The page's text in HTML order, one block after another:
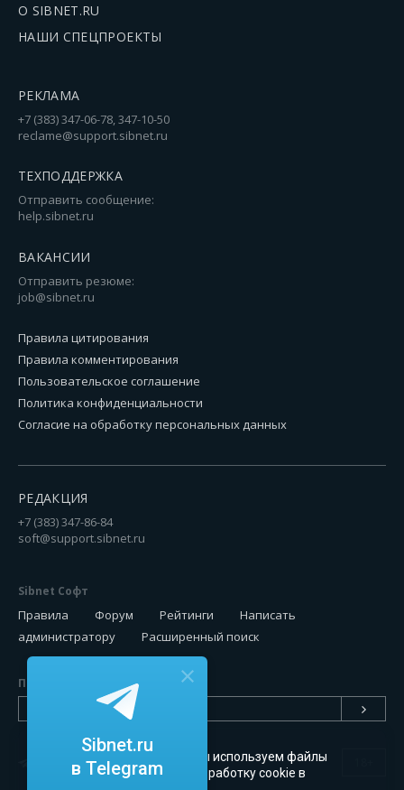
О SIBNET.RU
НАШИ СПЕЦПРОЕКТЫ
РЕКЛАМА
+7 (383) 347-06-78, 347-10-50
reclame@support.sibnet.ru
ТЕХПОДДЕРЖКА
Отправить сообщение:
help.sibnet.ru
ВАКАНСИИ
Отправить резюме:
job@sibnet.ru
Правила цитирования
Правила комментирования
Пользовательское соглашение
Политика конфиденциальности
Согласие на обработку персональных данных
РЕДАКЦИЯ
+7 (383) 347-86-84
soft@support.sibnet.ru
Sibnet Софт
Правила Форум Рейтинги
Написать
администратору
Расширенный поиск
Подписаться на новинки
Чтобы сайт был удобным, мы используем файлы
cookie. Можете запретить обработку cookie в
Sibnet.ru
в Telegram